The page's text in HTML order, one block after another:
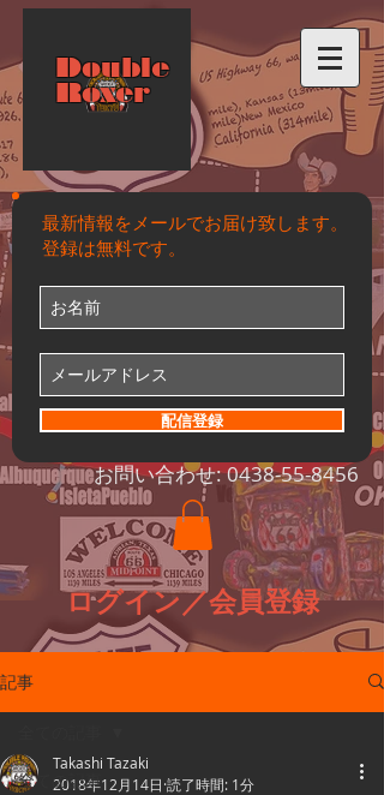
Double
Roxer
お問い合わせ:0438-55-8456
最新情報をメールでお届け致します。
登録は無料です。
配信登録
ログイン／会員登録
記事
全ての記事
Takashi Tazaki
2018年12月14日 読了時間: 1分